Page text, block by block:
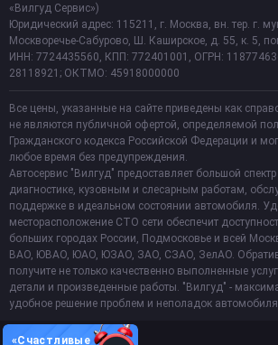
«Вилгуд Сервис»)
Юридический адрес: 115211, г. Москва, вн. тер. г.
Москворечье-Сабурово, Ш. Каширское, д. 55, к. 5,
ИНН: 7724435560, КПП: 772401001, ОГРН:
28118921; ОКТМО: 45918000000
Все цены, указанные на сайте приведены как
не являются публичной офертой, определяемой
Гражданского кодекса Российской Федерации и
любое время без предупреждения.
Автосервис "Вилгуд" предоставляет большой
диагностике, кузовным и слесарным работам,
поддержке в идеальном состоянии автомобиля.
месторасположение СТО сети обеспечит
больших городах России, Подмосковье и всей
ВАО, ЮВАО, ЮАО, ЮЗАО, ЗАО, СЗАО, ЗелАО.
получите не только качественно выполненные
детали и произведенные работы. "Вилгуд" -
удобное решение проблем и неполадок автомобиля
«Счастливые